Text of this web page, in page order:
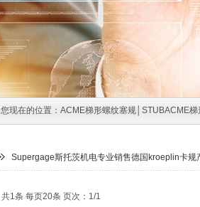
您现在的位置： ACME梯形螺纹塞规│STUBACME
Supergage斯托茨机电专业销售德国kroeplin卡规
共1条 每页20条 页次：1/1